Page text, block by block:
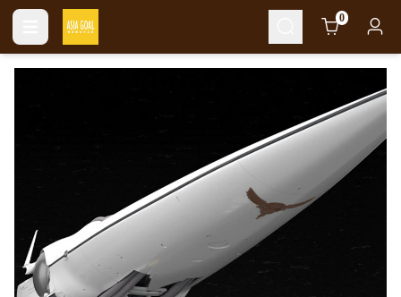
Cart 0